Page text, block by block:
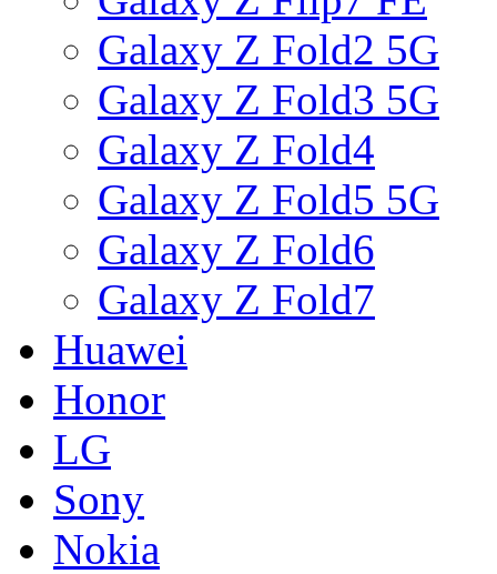
Galaxy Z Fold2 5G
Galaxy Z Fold3 5G
Galaxy Z Fold4
Galaxy Z Fold5 5G
Galaxy Z Fold6
Galaxy Z Fold7
Huawei
Honor
LG
Sony
Nokia